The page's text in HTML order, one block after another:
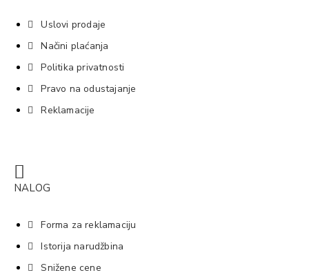
Uslovi prodaje
Načini plaćanja
Politika privatnosti
Pravo na odustajanje
Reklamacije
NALOG
Forma za reklamaciju
Istorija narudžbina
Snižene cene